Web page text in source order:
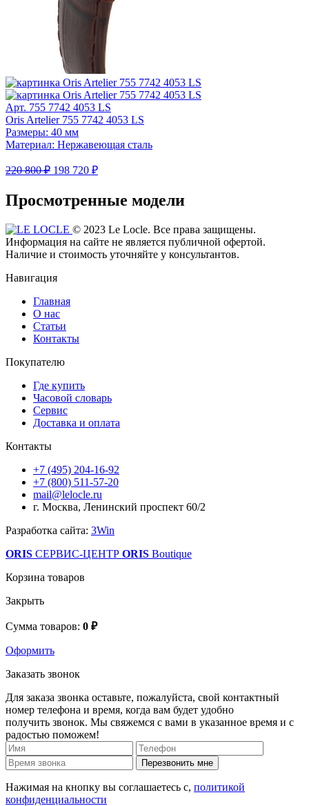
Арт. 755 7742 4053 LS
Oris Artelier 755 7742 4053 LS
Размеры: 40 мм
Материал: Нержавеющая сталь
220 800 ₽ 198 720 ₽
Просмотренные модели
© 2023 Le Locle. Все права защищены.
Информация на сайте не является публичной офертой.
Наличие и стоимость уточняйте у консультантов.
Навигация
Главная
О нас
Статьи
Контакты
Покупателю
Где купить
Часовой словарь
Сервис
Доставка и оплата
Контакты
+7 (495) 204-16-92
+7 (800) 511-57-20
mail@lelocle.ru
г. Москва, Ленинский проспект 60/2
Разработка сайта: 3Win
ORIS СЕРВИС-ЦЕНТР ORIS Boutique
Корзина товаров
Закрыть
Сумма товаров: 0 ₽
Оформить
Заказать звонок
Для заказа звонка оставьте, пожалуйста, свой контактный
номер телефона и время, когда вам будет удобно
получить звонок. Мы свяжемся с вами в указанное время и с
радостью поможем!
Перезвонить мне
Нажимая на кнопку вы соглашаетесь с, политикой
конфиденциальности